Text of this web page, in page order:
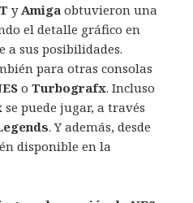
y Amiga obtuvieron una
el detalle gráfico en
a sus posibilidades.
para otras consolas
oTurbografx. Incluso
se puede jugar, a través
. Y además, desde
disponible en la